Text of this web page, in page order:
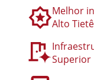
Melhor
Alto
Superior